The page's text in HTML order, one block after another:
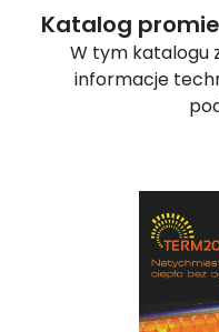
Katalog
W tym katalogu
informacje